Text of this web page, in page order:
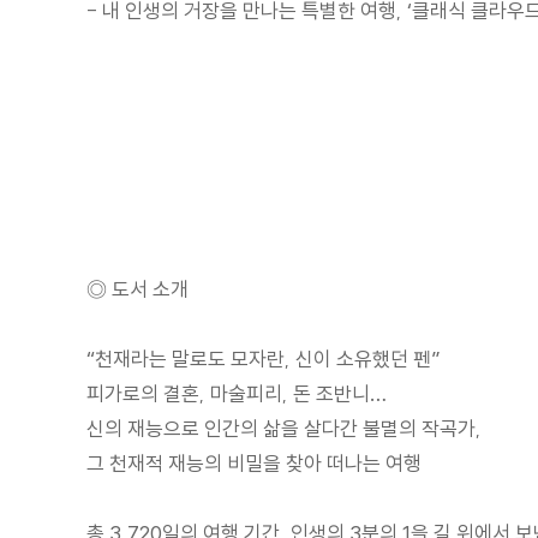
- 내 인생의 거장을 만나는 특별한 여행, ‘클래식 클라우
◎ 도서 소개
“천재라는 말로도 모자란, 신이 소유했던 펜”
피가로의 결혼, 마술피리, 돈 조반니…
신의 재능으로 인간의 삶을 살다간 불멸의 작곡가,
그 천재적 재능의 비밀을 찾아 떠나는 여행